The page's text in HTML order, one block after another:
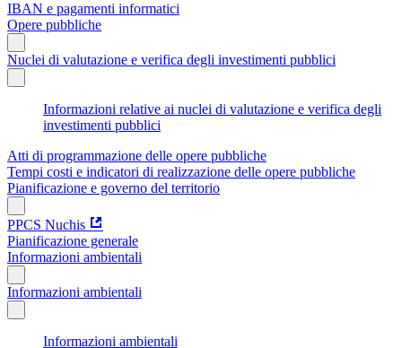
IBAN e pagamenti informatici
Opere pubbliche
Nuclei di valutazione e verifica degli investimenti pubblici
Informazioni relative ai nuclei di valutazione e verifica degli
investimenti pubblici
Atti di programmazione delle opere pubbliche
Tempi costi e indicatori di realizzazione delle opere pubbliche
Pianificazione e governo del territorio
PPCS Nuchis
Pianificazione generale
Informazioni ambientali
Informazioni ambientali
Informazioni ambientali